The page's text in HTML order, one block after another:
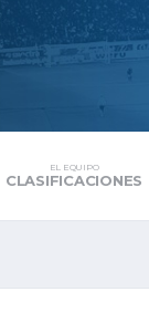
EL EQUIPO
CLASIFICACIONES